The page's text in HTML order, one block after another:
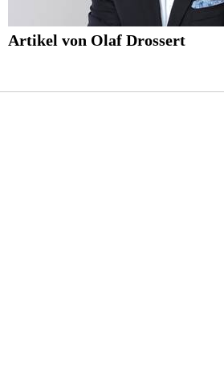
Artikel von Olaf Drossert